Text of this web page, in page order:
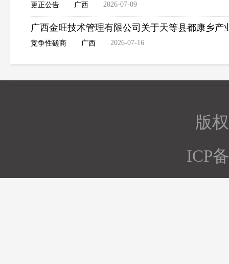
更正公告 广西 2026-07-09
广西金旺技术管理有限公司关于天等县都康乡
竞争性磋商 广西 2026-07-16
版
ICP